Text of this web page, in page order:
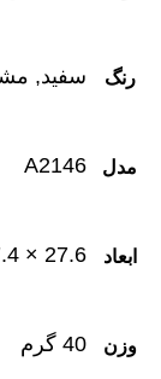
رنگ سفید,
مدل A2146
ابعاد 27.6 × 27.4 × 31.5 میلی متر
وزن 40 گرم